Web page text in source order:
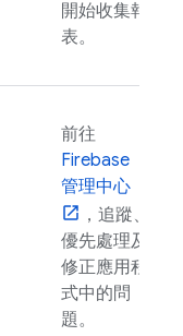
開始收集報
表。
前往
Firebase
管理中心
，追蹤、
優先處理及
修正應用程
式中的問
題。